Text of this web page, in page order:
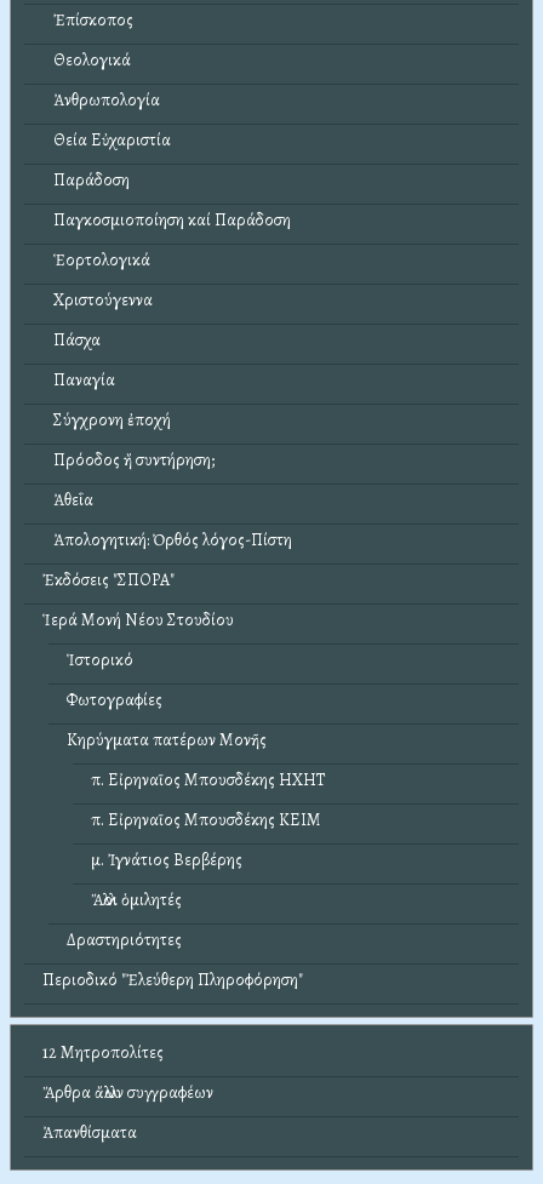
Ἐπίσκοπος
Θεολογικά
Ἀνθρωπολογία
Θεία Εὐχαριστία
Παράδοση
Παγκοσμιοποίηση καί Παράδοση
Ἑορτολογικά
Χριστούγεννα
Πάσχα
Παναγία
Σύγχρονη ἐποχή
Πρόοδος ἤ συντήρηση;
Ἀθεΐα
Ἀπολογητική: Ὀρθός λόγος-Πίστη
Ἐκδόσεις "ΣΠΟΡΑ"
Ἱερά Μονή Νέου Στουδίου
Ἱστορικό
Φωτογραφίες
Κηρύγματα πατέρων Μονῆς
π. Εἰρηναῖος Μπουσδέκης ΗΧΗΤ
π. Εἰρηναῖος Μπουσδέκης ΚΕΙΜ
μ. Ἰγνάτιος Βερβέρης
Ἄλλοι ὁμιλητές
Δραστηριότητες
Περιοδικό "Ἐλεύθερη Πληροφόρηση"
12 Μητροπολίτες
Ἄρθρα ἄλλων συγγραφέων
Ἀπανθίσματα